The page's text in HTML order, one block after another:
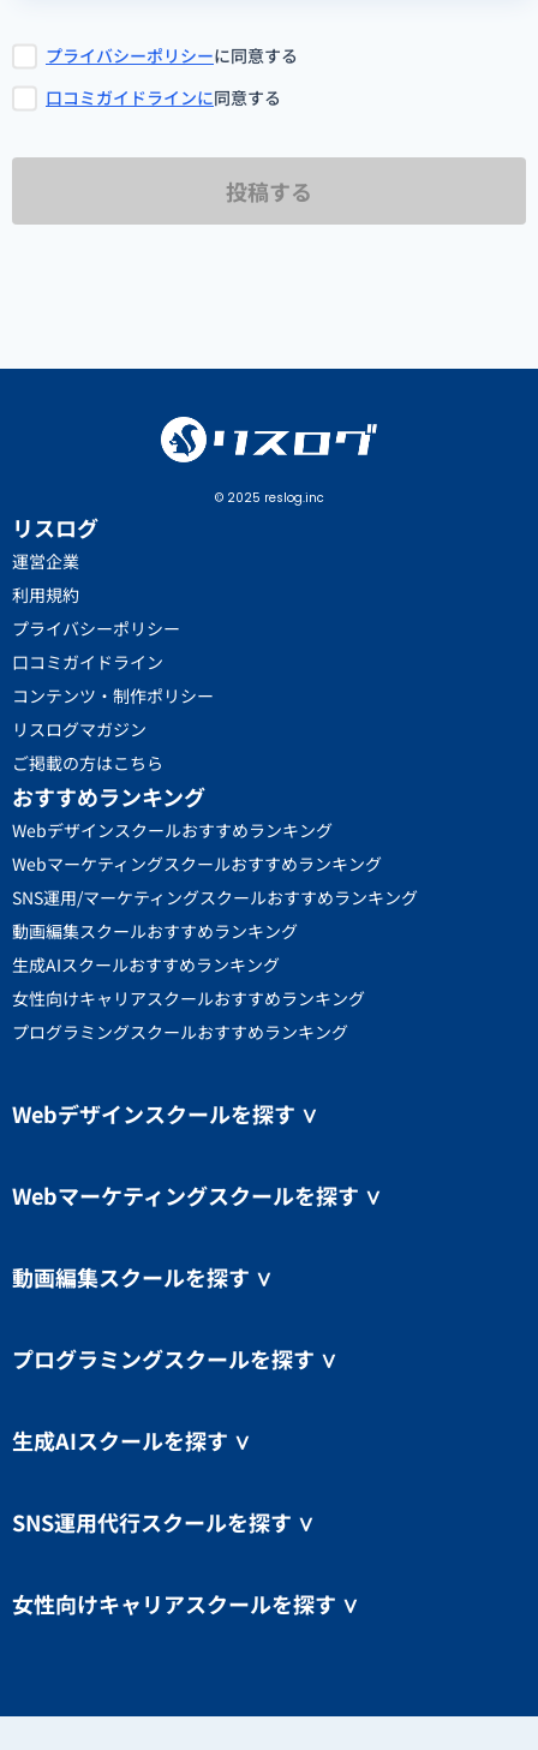
プライバシーポリシーに同意する
口コミガイドラインに同意する
投稿する
© 2025 reslog.inc
リスログ
運営企業
利用規約
プライバシーポリシー
口コミガイドライン
コンテンツ・制作ポリシー
リスログマガジン
ご掲載の方はこちら
おすすめランキング
Webデザインスクールおすすめランキング
Webマーケティングスクールおすすめランキング
SNS運用/マーケティングスクールおすすめランキング
動画編集スクールおすすめランキング
生成AIスクールおすすめランキング
女性向けキャリアスクールおすすめランキング
プログラミングスクールおすすめランキング
Webデザインスクールを探す ∨
Webマーケティングスクールを探す ∨
動画編集スクールを探す ∨
プログラミングスクールを探す ∨
生成AIスクールを探す ∨
SNS運用代行スクールを探す ∨
女性向けキャリアスクールを探す ∨